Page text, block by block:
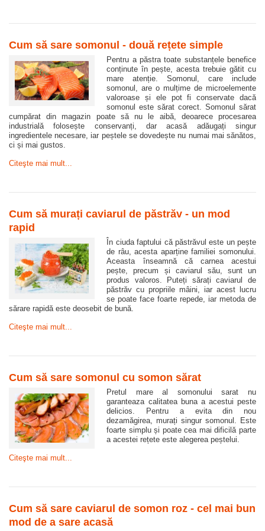
Cum să sare somonul - două rețete simple
Pentru a păstra toate substanțele benefice
conținute în pește, acesta trebuie gătit cu
mare atenție. Somonul, care include
somonul, are o mulțime de microelemente
valoroase și ele pot fi conservate dacă
somonul este sărat corect. Somonul sărat
cumpărat din magazin poate să nu le aibă, deoarece procesarea
industrială folosește conservanți, dar acasă adăugați singur
ingredientele necesare, iar peștele se dovedește nu numai mai sănătos,
ci și mai gustos.
Citeşte mai mult...
Cum să murați caviarul de păstrăv - un mod
rapid
În ciuda faptului că păstrăvul este un pește
de râu, acesta aparține familiei somonului.
Aceasta înseamnă că carnea acestui
pește, precum și caviarul său, sunt un
produs valoros. Puteți sărați caviarul de
păstrăv cu propriile mâini, iar acest lucru
se poate face foarte repede, iar metoda de
sărare rapidă este deosebit de bună.
Citeşte mai mult...
Cum să sare somonul cu somon sărat
Pretul mare al somonului sarat nu
garanteaza calitatea buna a acestui peste
delicios. Pentru a evita din nou
dezamăgirea, murați singur somonul. Este
foarte simplu și poate cea mai dificilă parte
a acestei rețete este alegerea peștelui.
Citeşte mai mult...
Cum să sare caviarul de somon roz - cel mai bun
mod de a sare acasă